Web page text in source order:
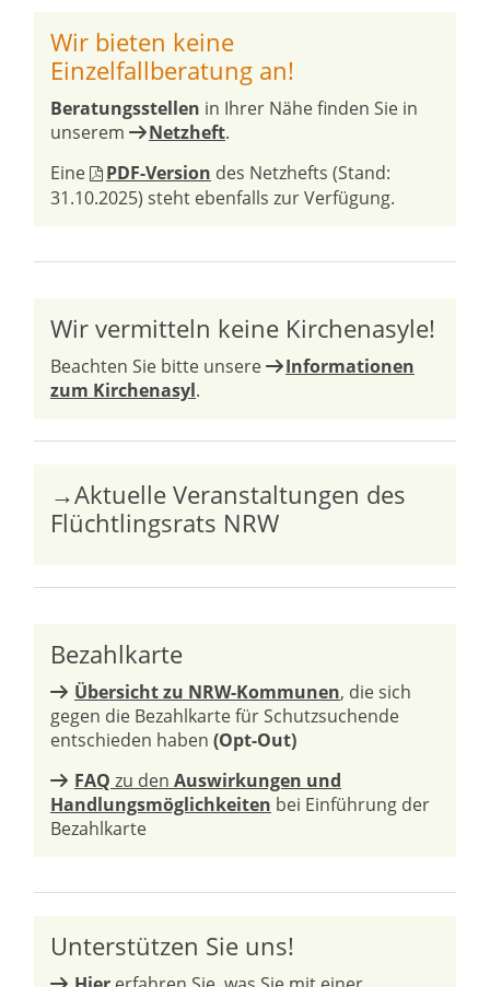
Wir bieten keine
Einzelfallberatung an!
Beratungsstellen in Ihrer Nähe finden Sie in
unserem
Netzheft.
Eine
PDF-Version des Netzhefts (Stand:
31.10.2025) steht ebenfalls zur Verfügung.
Wir vermitteln keine Kirchenasyle!
Beachten Sie bitte unsere
Informationen
zum Kirchenasyl.
→Aktuelle Veranstaltungen des
Flüchtlingsrats NRW
Bezahlkarte
Übersicht zu NRW-Kommunen, die sich
gegen die Bezahlkarte für Schutzsuchende
entschieden haben (Opt-Out)
FAQ zu den Auswirkungen und
Handlungsmöglichkeiten bei Einführung der
Bezahlkarte
Unterstützen Sie uns!